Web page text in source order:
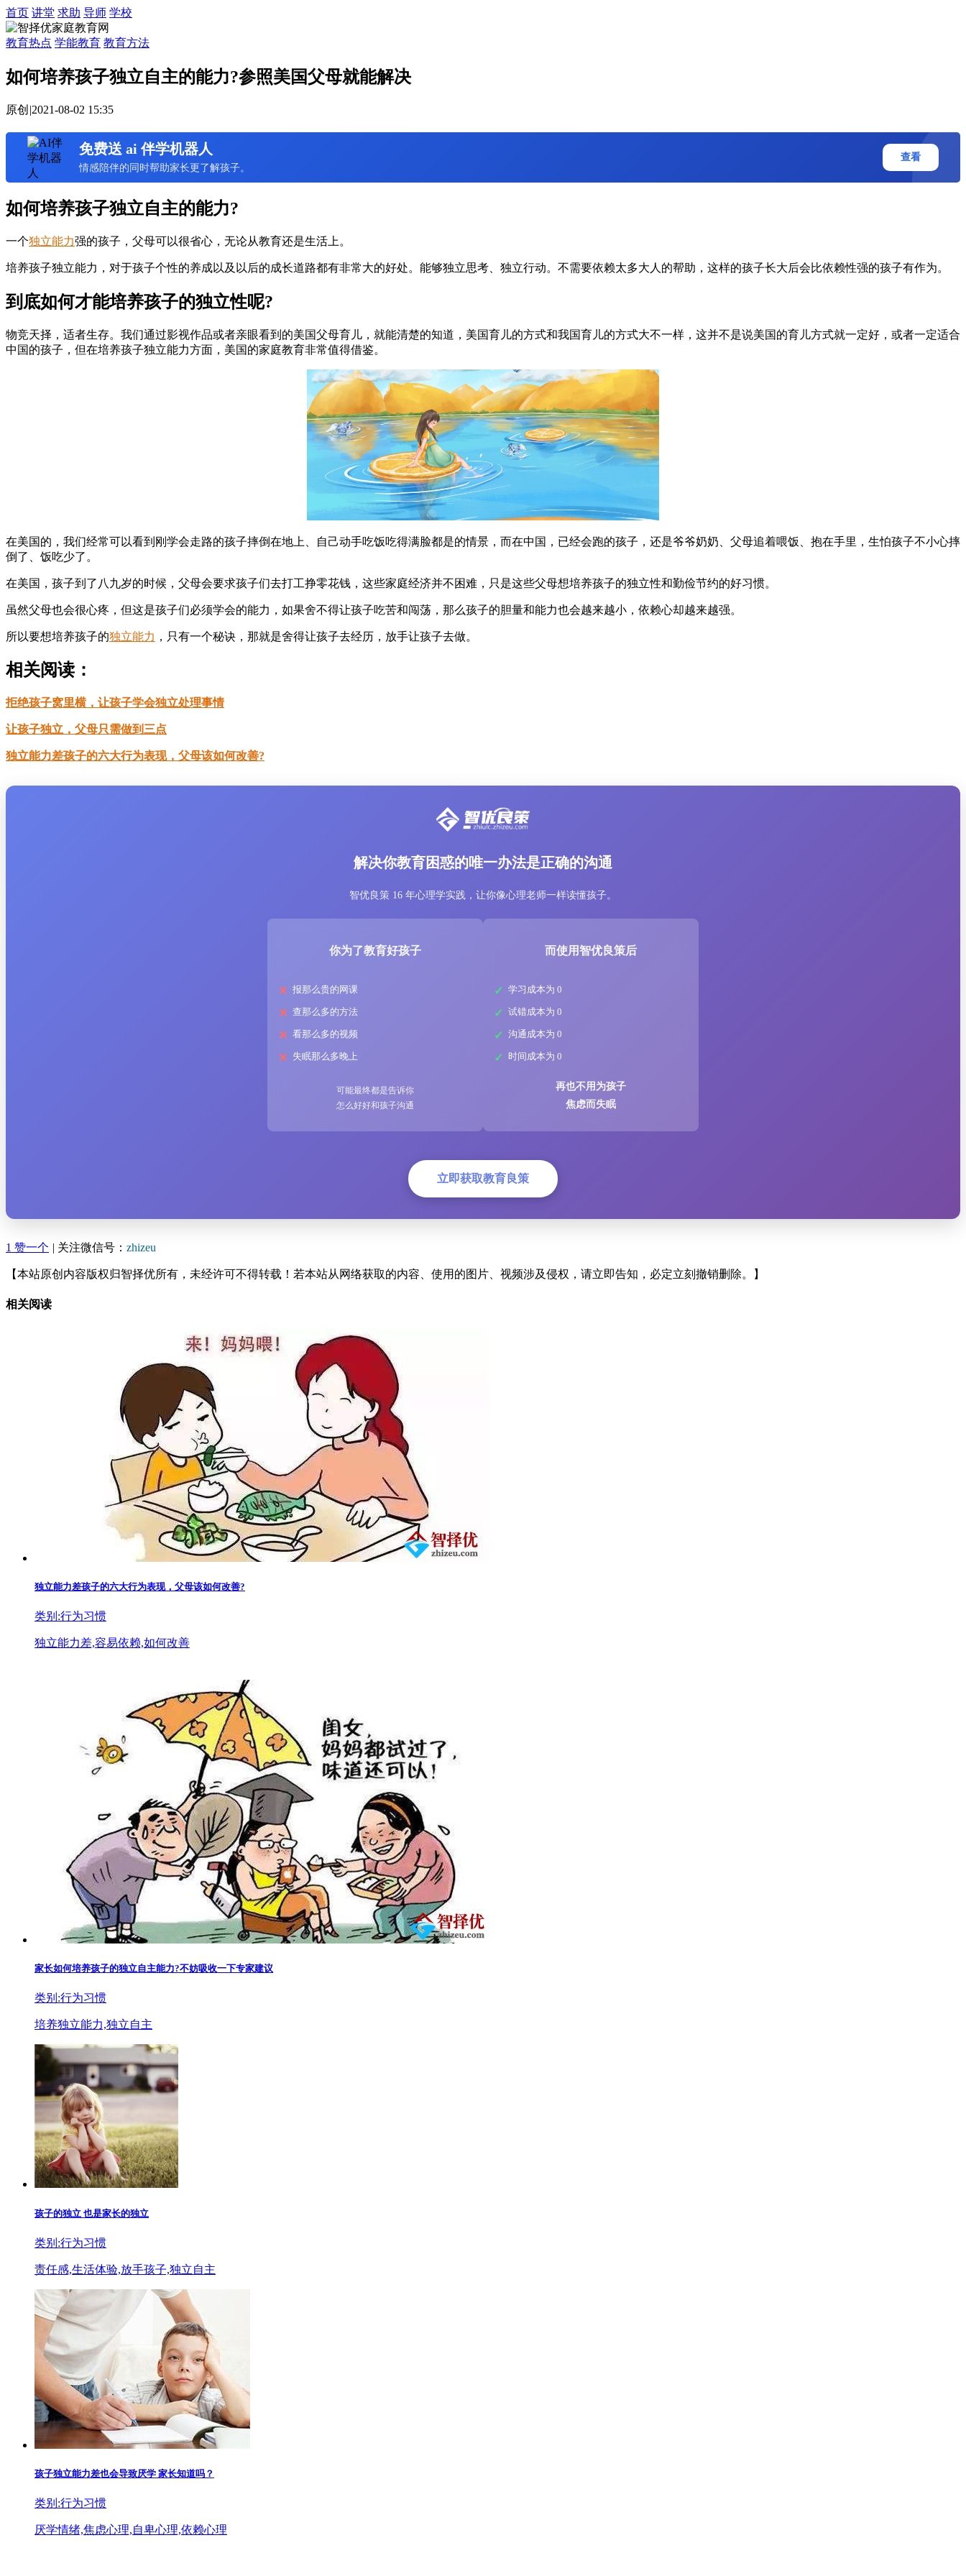
首页 讲堂 求助 导师 学校
教育热点 学能教育 教育方法
如何培养孩子独立自主的能力?参照美国父母就能解决
原创 |2021-08-02 15:35
免费送 ai 伴学机器人
情感陪伴的同时帮助家长更了解孩子。
查看
如何培养孩子独立自主的能力?
一个独立能力强的孩子，父母可以很省心，无论从教育还是生活上。
培养孩子独立能力，对于孩子个性的养成以及以后的成长道路都有非常大的好处。能够独立思考、独立行动。不需要依赖太多大人的帮助，这样的孩子长大后会比依赖性强的孩子有作为。
到底如何才能培养孩子的独立性呢?
物竞天择，适者生存。我们通过影视作品或者亲眼看到的美国父母育儿，就能清楚的知道，美国育儿的方式和我国育儿的方式大不一样，这并不是说美国的育儿方式就一定好，或者一定适合
中国的孩子，但在培养孩子独立能力方面，美国的家庭教育非常值得借鉴。
在美国的，我们经常可以看到刚学会走路的孩子摔倒在地上、自己动手吃饭吃得满脸都是的情景，而在中国，已经会跑的孩子，还是爷爷奶奶、父母追着喂饭、抱在手里，生怕孩子不小心摔
倒了、饭吃少了。
在美国，孩子到了八九岁的时候，父母会要求孩子们去打工挣零花钱，这些家庭经济并不困难，只是这些父母想培养孩子的独立性和勤俭节约的好习惯。
虽然父母也会很心疼，但这是孩子们必须学会的能力，如果舍不得让孩子吃苦和闯荡，那么孩子的胆量和能力也会越来越小，依赖心却越来越强。
所以要想培养孩子的独立能力 ，只有一个秘诀，那就是舍得让孩子去经历，放手让孩子去做。
相关阅读：
拒绝孩子窝里横，让孩子学会独立处理事情
让孩子独立，父母只需做到三点
独立能力差孩子的六大行为表现，父母该如何改善?
解决你教育困惑的唯一办法是正确的沟通
智优良策 16 年心理学实践，让你像心理老师一样读懂孩子。
你为了教育好孩子
报那么贵的网课
查那么多的方法
看那么多的视频
失眠那么多晚上
可能最终都是告诉你
怎么好好和孩子沟通
而使用智优良策后
学习成本为 0
试错成本为 0
沟通成本为 0
时间成本为 0
再也不用为孩子
焦虑而失眠
立即获取教育良策
1 赞一个 | 关注微信号： zhizeu
【本站原创内容版权归智择优所有，未经许可不得转载！若本站从网络获取的内容、使用的图片、视频涉及侵权，请立即告知，必定立刻撤销删除。】
相关阅读
独立能力差孩子的六大行为表现，父母该如何改善?
类别:行为习惯
独立能力差,容易依赖,如何改善
家长如何培养孩子的独立自主能力?不妨吸收一下专家建议
类别:行为习惯
培养独立能力,独立自主
孩子的独立 也是家长的独立
类别:行为习惯
责任感,生活体验,放手孩子,独立自主
孩子独立能力差也会导致厌学 家长知道吗？
类别:行为习惯
厌学情绪,焦虑心理,自卑心理,依赖心理